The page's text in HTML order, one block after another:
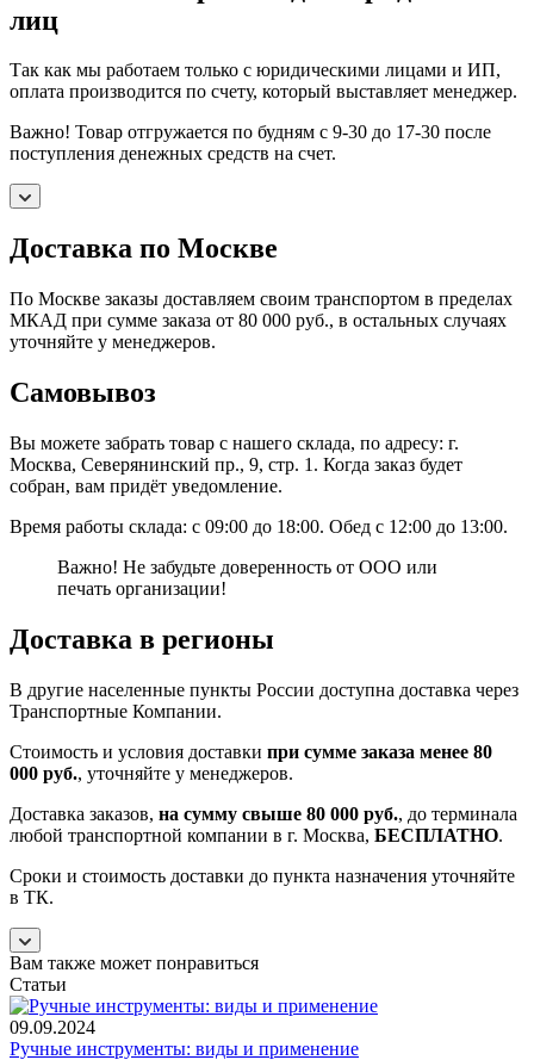
лиц
Так как мы работаем только с юридическими лицами и ИП,
оплата производится по счету, который выставляет менеджер.
Важно! Товар отгружается по будням с 9-30 до 17-30 после
поступления денежных средств на счет.
Доставка по Москве
По Москве заказы доставляем своим транспортом в пределах
МКАД при сумме заказа от 80 000 руб., в остальных случаях
уточняйте у менеджеров.
Самовывоз
Вы можете забрать товар с нашего склада, по адресу: г.
Москва, Северянинский пр., 9, стр. 1. Когда заказ будет
собран, вам придёт уведомление.
Время работы склада: с 09:00 до 18:00. Обед с 12:00 до 13:00.
Важно! Не забудьте доверенность от ООО или
печать организации!
Доставка в регионы
В другие населенные пункты России доступна доставка через
Транспортные Компании.
Стоимость и условия доставки при сумме заказа менее 80
000 руб., уточняйте у менеджеров.
Доставка заказов, на сумму свыше 80 000 руб., до терминала
любой транспортной компании в г. Москва, БЕСПЛАТНО.
Сроки и стоимость доставки до пункта назначения уточняйте
в ТК.
Вам также может понравиться
Статьи
09.09.2024
Ручные инструменты: виды и применение